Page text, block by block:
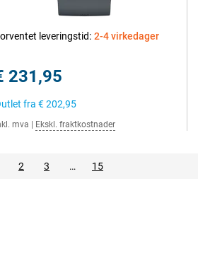
leveringstid: 2-4 virkedager
231,95
fra € 202,95
mva Ekskl. fraktkostnader
2 3 … 15